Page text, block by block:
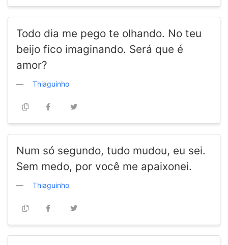
Todo dia me pego te olhando. No teu
beijo fico imaginando. Será que é
amor?
Thiaguinho
Num só segundo, tudo mudou, eu sei.
Sem medo, por você me apaixonei.
Thiaguinho